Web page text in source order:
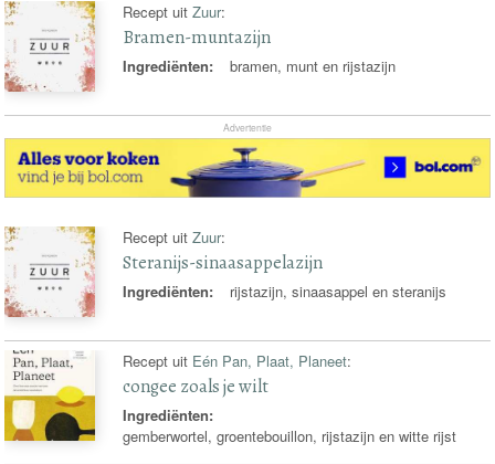
Recept uitZuur:
Bramen-muntazijn
Ingrediënten: bramen, munt en rijstazijn
Advertentie
Recept uitZuur:
Steranijs-sinaasappelazijn
Ingrediënten: rijstazijn, sinaasappel en steranijs
Recept uit Eén Pan, Plaat, Planeet:
congee zoals je wilt
Ingrediënten:
gemberwortel, groentebouillon, rijstazijn en witte rijst